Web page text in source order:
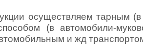
осуществляем тарным
(в автомобили-
и жд